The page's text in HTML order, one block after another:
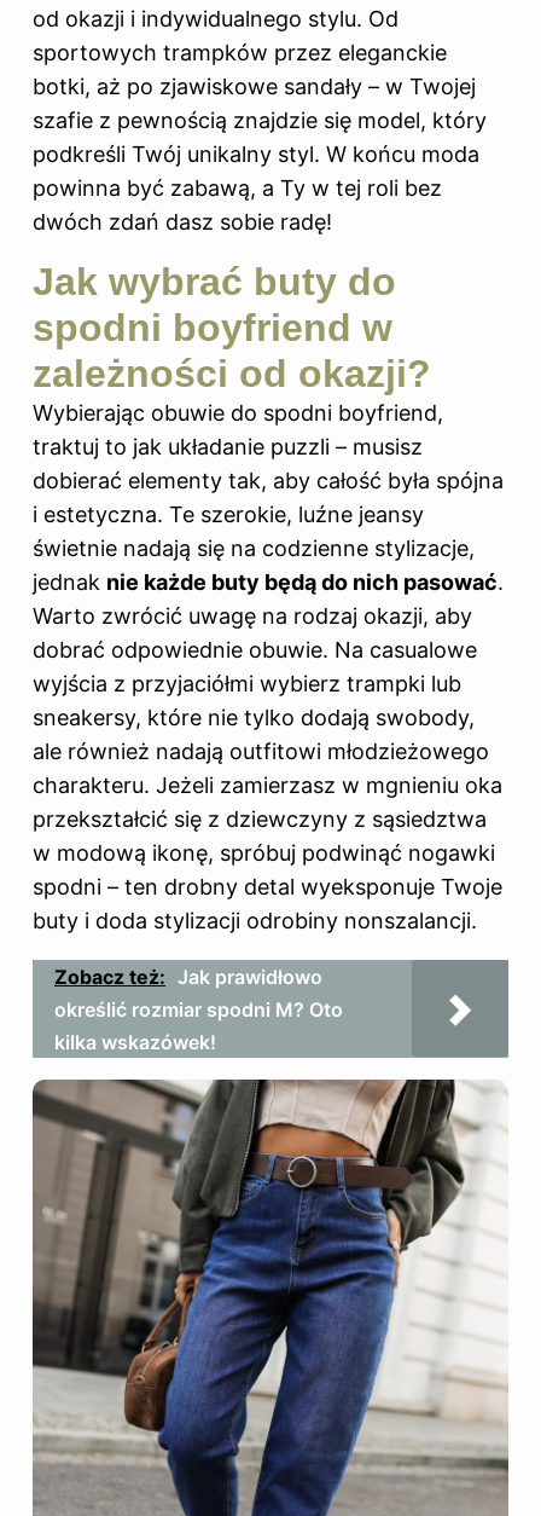
od okazji i indywidualnego stylu. Od
sportowych trampków przez eleganckie
botki, aż po zjawiskowe sandały – w Twojej
szafie z pewnością znajdzie się model, który
podkreśli Twój unikalny styl. W końcu moda
powinna być zabawą, a Ty w tej roli bez
dwóch zdań dasz sobie radę!
Jak wybrać buty do
spodni boyfriend w
zależności od okazji?
Wybierając obuwie do spodni boyfriend,
traktuj to jak układanie puzzli – musisz
dobierać elementy tak, aby całość była spójna
i estetyczna. Te szerokie, luźne jeansy
świetnie nadają się na codzienne stylizacje,
jednak nie każde buty będą do nich pasować.
Warto zwrócić uwagę na rodzaj okazji, aby
dobrać odpowiednie obuwie. Na casualowe
wyjścia z przyjaciółmi wybierz trampki lub
sneakersy, które nie tylko dodają swobody,
ale również nadają outfitowi młodzieżowego
charakteru. Jeżeli zamierzasz w mgnieniu oka
przekształcić się z dziewczyny z sąsiedztwa
w modową ikonę, spróbuj podwinąć nogawki
spodni – ten drobny detal wyeksponuje Twoje
buty i doda stylizacji odrobiny nonszalancji.
Zobacz też: Jak prawidłowo
określić rozmiar spodni M? Oto
kilka wskazówek!